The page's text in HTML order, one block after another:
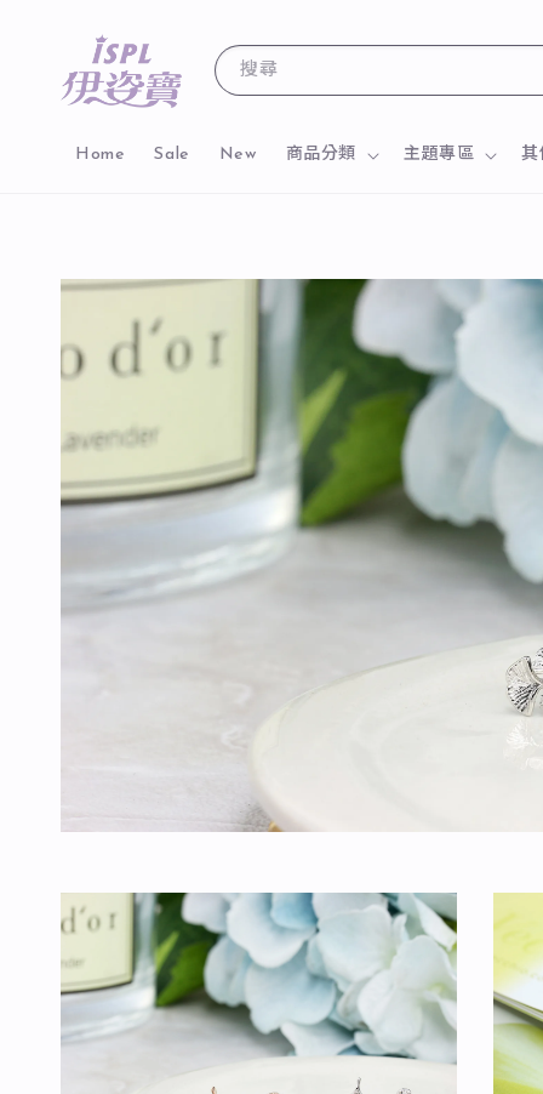
搜尋
Home Sale New 商品分類 主題專區 其